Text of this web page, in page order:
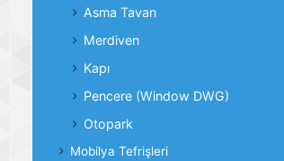
Asma Tavan
Merdiven
Kapı
Pencere (Window DWG)
Otopark
Mobilya Tefrişleri